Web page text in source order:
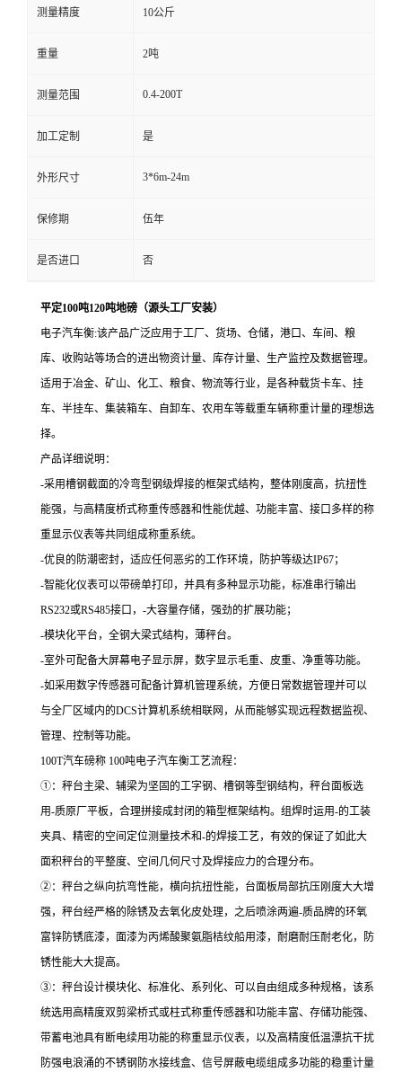
测量精度 10公斤
重量 2吨
测量范围 0.4-200T
加工定制 是
外形尺寸 3*6m-24m
保修期 伍年
是否进口 否
平定100吨120吨地磅（源头工厂安装）
电子汽车衡:该产品广泛应用于工厂、货场、仓储，港口、车间、粮
库、收购站等场合的进出物资计量、库存计量、生产监控及数据管理。
适用于冶金、矿山、化工、粮食、物流等行业，是各种载货卡车、挂
车、半挂车、集装箱车、自卸车、农用车等载重车辆称重计量的理想选
择。
产品详细说明：
-采用槽钢截面的冷弯型钢级焊接的框架式结构，整体刚度高，抗扭性
能强，与高精度桥式称重传感器和性能优越、功能丰富、接口多样的称
重显示仪表等共同组成称重系统。
-优良的防潮密封，适应任何恶劣的工作环境，防护等级达IP67；
-智能化仪表可以带磅单打印，并具有多种显示功能，标准串行输出
RS232或RS485接口，-大容量存储，强劲的扩展功能；
-模块化平台，全钢大梁式结构，薄秤台。
-室外可配备大屏幕电子显示屏，数字显示毛重、皮重、净重等功能。
-如采用数字传感器可配备计算机管理系统，方便日常数据管理并可以
与全厂区域内的DCS计算机系统相联网，从而能够实现远程数据监视、
管理、控制等功能。
100T汽车磅称 100吨电子汽车衡工艺流程：
①：秤台主梁、辅梁为坚固的工字钢、槽钢等型钢结构，秤台面板选
用-质原厂平板，合理拼接成封闭的箱型框架结构。组焊时运用-的工装
夹具、精密的空间定位测量技术和-的焊接工艺，有效的保证了如此大
面积秤台的平整度、空间几何尺寸及焊接应力的合理分布。
②：秤台之纵向抗弯性能，横向抗扭性能，台面板局部抗压刚度大大增
强，秤台经严格的除锈及去氧化皮处理，之后喷涂两遍-质品牌的环氧
富锌防锈底漆，面漆为丙烯酸聚氨脂桔纹船用漆，耐磨耐压耐老化，防
锈性能大大提高。
③：秤台设计模块化、标准化、系列化、可以自由组成多种规格，该系
统选用高精度双剪梁桥式或柱式称重传感器和功能丰富、存储功能强、
带蓄电池具有断电续用功能的称重显示仪表，以及高精度低温漂抗干扰
防强电浪涌的不锈钢防水接线盒、信号屏蔽电缆组成多功能的稳重计量